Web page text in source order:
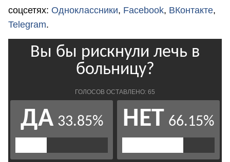
соцсетях: Одноклассники, Facebook, ВКонтакте,
Telegram.